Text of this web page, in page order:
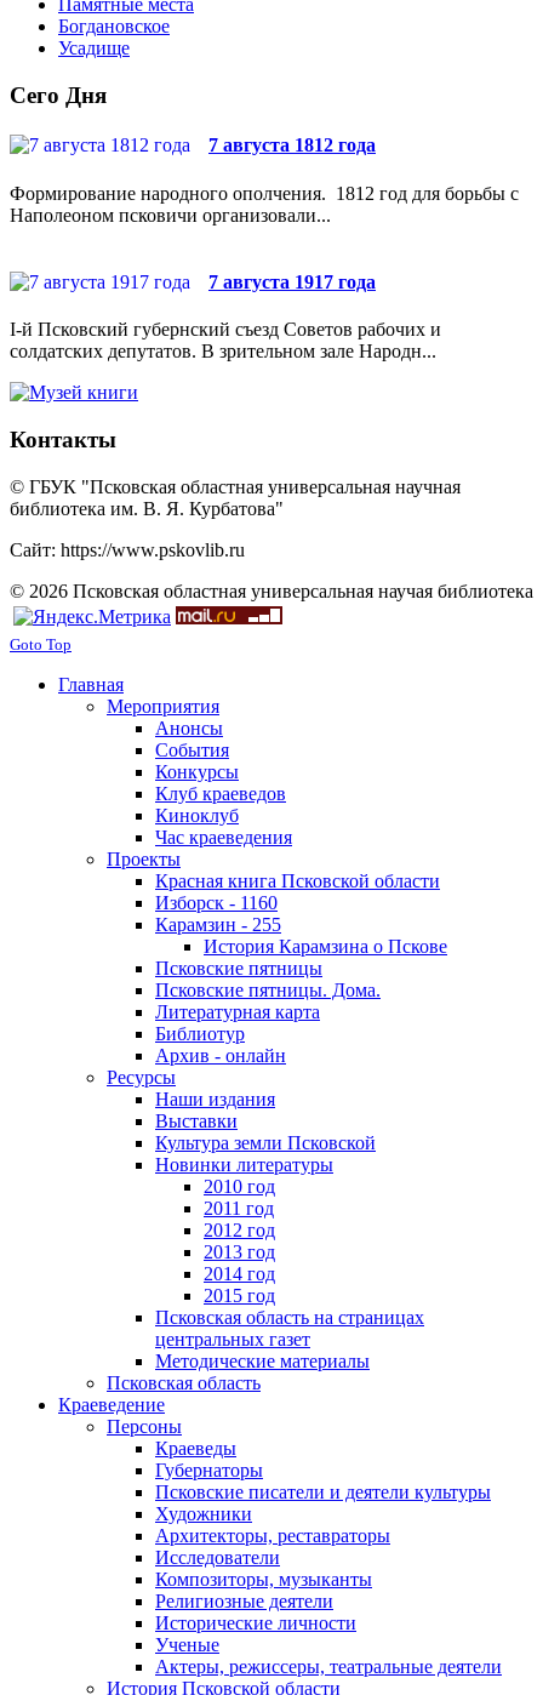
Памятные места
Богдановское
Усадище
Сего Дня
7 августа 1812 года
Формирование народного ополчения. 1812 год для борьбы с
Наполеоном псковичи организовали...
7 августа 1917 года
I-й Псковский губернский съезд Советов рабочих и
солдатских депутатов. В зрительном зале Народн...
Контакты
© ГБУК "Псковская областная универсальная научная
библиотека им. В. Я. Курбатова"
Сайт: https://www.pskovlib.ru
© 2026 Псковская областная универсальная научая библиотека
Goto Top
Главная
Мероприятия
Анонсы
События
Конкурсы
Клуб краеведов
Киноклуб
Час краеведения
Проекты
Красная книга Псковской области
Изборск - 1160
Карамзин - 255
История Карамзина о Пскове
Псковские пятницы
Псковские пятницы. Дома.
Литературная карта
Библиотур
Архив - онлайн
Ресурсы
Наши издания
Выставки
Культура земли Псковской
Новинки литературы
2010 год
2011 год
2012 год
2013 год
2014 год
2015 год
Псковская область на страницах
центральных газет
Методические материалы
Псковская область
Краеведение
Персоны
Краеведы
Губернаторы
Псковские писатели и деятели культуры
Художники
Архитекторы, реставраторы
Исследователи
Композиторы, музыканты
Религиозные деятели
Исторические личности
Ученые
Актеры, режиссеры, театральные деятели
История Псковской области